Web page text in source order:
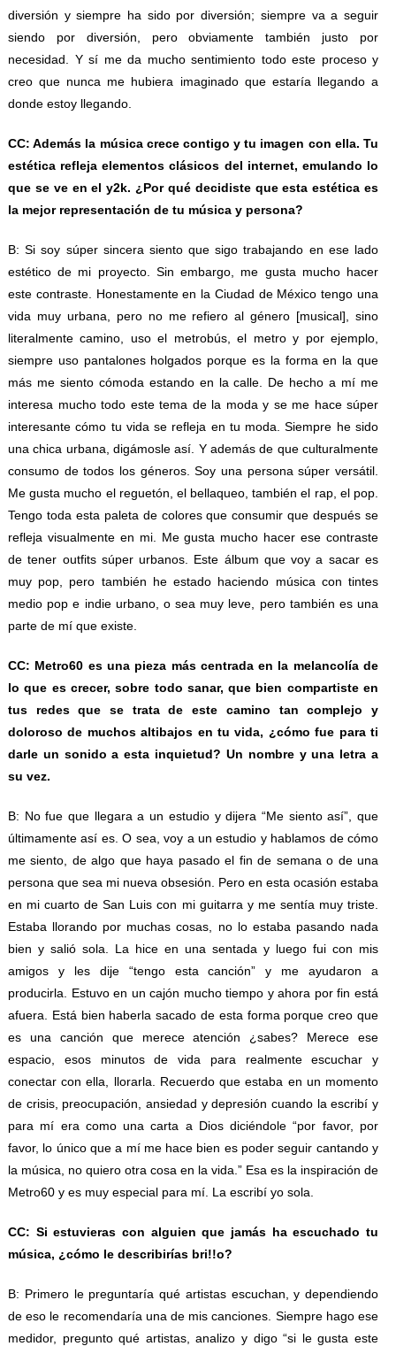
diversión y siempre ha sido por diversión; siempre va a seguir
siendo por diversión, pero obviamente también justo por
necesidad. Y sí me da mucho sentimiento todo este proceso y
creo que nunca me hubiera imaginado que estaría llegando a
donde estoy llegando.
CC: Además la música crece contigo y tu imagen con ella. Tu
estética refleja elementos clásicos del internet, emulando lo
que se ve en el y2k. ¿Por qué decidiste que esta estética es
la mejor representación de tu música y persona?
B: Si soy súper sincera siento que sigo trabajando en ese lado
estético de mi proyecto. Sin embargo, me gusta mucho hacer
este contraste. Honestamente en la Ciudad de México tengo una
vida muy urbana, pero no me refiero al género [musical], sino
literalmente camino, uso el metrobús, el metro y por ejemplo,
siempre uso pantalones holgados porque es la forma en la que
más me siento cómoda estando en la calle. De hecho a mí me
interesa mucho todo este tema de la moda y se me hace súper
interesante cómo tu vida se refleja en tu moda. Siempre he sido
una chica urbana, digámosle así. Y además de que culturalmente
consumo de todos los géneros. Soy una persona súper versátil.
Me gusta mucho el reguetón, el bellaqueo, también el rap, el pop.
Tengo toda esta paleta de colores que consumir que después se
refleja visualmente en mi. Me gusta mucho hacer ese contraste
de tener outfits súper urbanos. Este álbum que voy a sacar es
muy pop, pero también he estado haciendo música con tintes
medio pop e indie urbano, o sea muy leve, pero también es una
parte de mí que existe.
CC: Metro60 es una pieza más centrada en la melancolía de
lo que es crecer, sobre todo sanar, que bien compartiste en
tus redes que se trata de este camino tan complejo y
doloroso de muchos altibajos en tu vida, ¿cómo fue para ti
darle un sonido a esta inquietud? Un nombre y una letra a
su vez.
B: No fue que llegara a un estudio y dijera “Me siento así”, que
últimamente así es. O sea, voy a un estudio y hablamos de cómo
me siento, de algo que haya pasado el fin de semana o de una
persona que sea mi nueva obsesión. Pero en esta ocasión estaba
en mi cuarto de San Luis con mi guitarra y me sentía muy triste.
Estaba llorando por muchas cosas, no lo estaba pasando nada
bien y salió sola. La hice en una sentada y luego fui con mis
amigos y les dije “tengo esta canción” y me ayudaron a
producirla. Estuvo en un cajón mucho tiempo y ahora por fin está
afuera. Está bien haberla sacado de esta forma porque creo que
es una canción que merece atención ¿sabes? Merece ese
espacio, esos minutos de vida para realmente escuchar y
conectar con ella, llorarla. Recuerdo que estaba en un momento
de crisis, preocupación, ansiedad y depresión cuando la escribí y
para mí era como una carta a Dios diciéndole “por favor, por
favor, lo único que a mí me hace bien es poder seguir cantando y
la música, no quiero otra cosa en la vida.” Esa es la inspiración de
Metro60 y es muy especial para mí. La escribí yo sola.
CC: Si estuvieras con alguien que jamás ha escuchado tu
música, ¿cómo le describirías bri!!o?
B: Primero le preguntaría qué artistas escuchan, y dependiendo
de eso le recomendaría una de mis canciones. Siempre hago ese
medidor, pregunto qué artistas, analizo y digo “si le gusta este